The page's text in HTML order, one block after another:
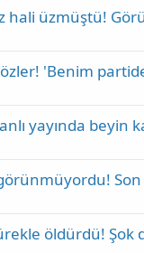
hali üzmüştü!
'Benim
yayında beyin
öldürdü!